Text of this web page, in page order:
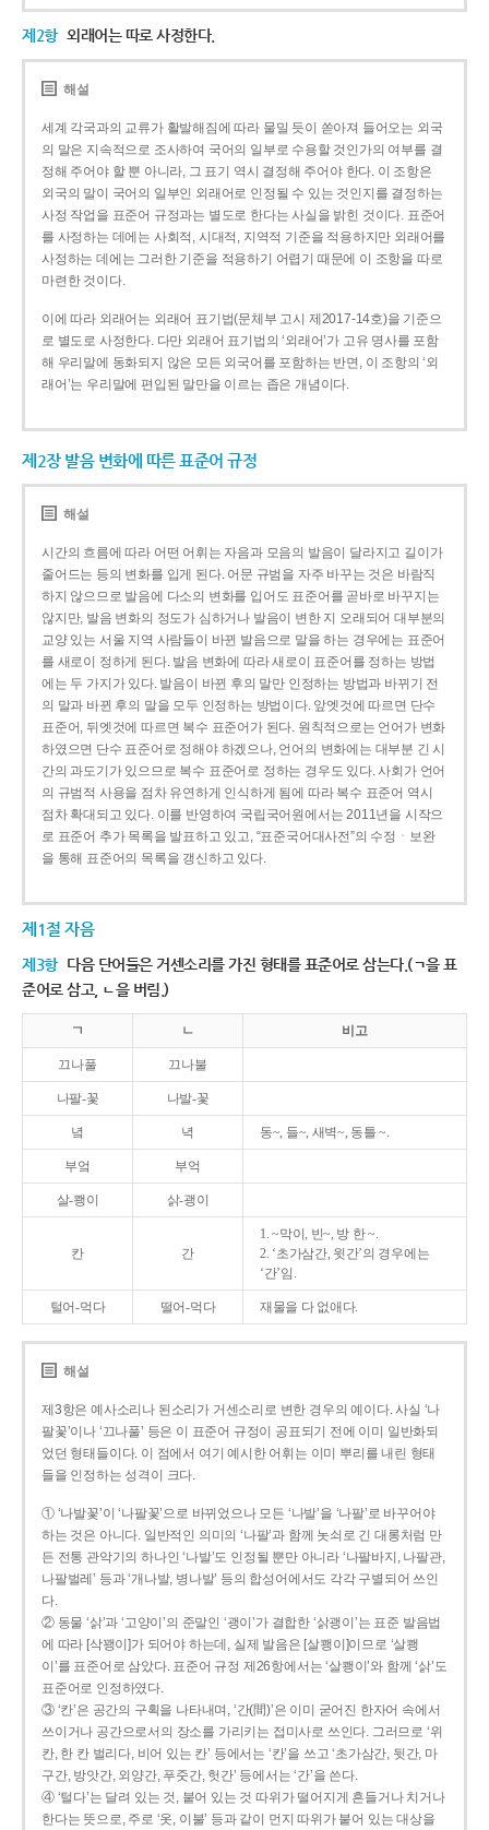
제2항 외래어는 따로 사정한다.
해설
세계 각국과의 교류가 활발해짐에 따라 물밀 듯이 쏟아져 들어오는 외국
의 말은 지속적으로 조사하여 국어의 일부로 수용할 것인가의 여부를 결
정해 주어야 할 뿐 아니라, 그 표기 역시 결정해 주어야 한다. 이 조항은
외국의 말이 국어의 일부인 외래어로 인정될 수 있는 것인지를 결정하는
사정 작업을 표준어 규정과는 별도로 한다는 사실을 밝힌 것이다. 표준어
를 사정하는 데에는 사회적, 시대적, 지역적 기준을 적용하지만 외래어를
사정하는 데에는 그러한 기준을 적용하기 어렵기 때문에 이 조항을 따로
마련한 것이다.
이에 따라 외래어는 외래어 표기법(문체부 고시 제2017-14호)을 기준으
로 별도로 사정한다. 다만 외래어 표기법의 ‘외래어’가 고유 명사를 포함
해 우리말에 동화되지 않은 모든 외국어를 포함하는 반면, 이 조항의 ‘외
래어’는 우리말에 편입된 말만을 이르는 좁은 개념이다.
제2장 발음 변화에 따른 표준어 규정
해설
시간의 흐름에 따라 어떤 어휘는 자음과 모음의 발음이 달라지고 길이가
줄어드는 등의 변화를 입게 된다. 어문 규범을 자주 바꾸는 것은 바람직
하지 않으므로 발음에 다소의 변화를 입어도 표준어를 곧바로 바꾸지는
않지만, 발음 변화의 정도가 심하거나 발음이 변한 지 오래되어 대부분의
교양 있는 서울 지역 사람들이 바뀐 발음으로 말을 하는 경우에는 표준어
를 새로이 정하게 된다. 발음 변화에 따라 새로이 표준어를 정하는 방법
에는 두 가지가 있다. 발음이 바뀐 후의 말만 인정하는 방법과 바뀌기 전
의 말과 바뀐 후의 말을 모두 인정하는 방법이다. 앞엣것에 따르면 단수
표준어, 뒤엣것에 따르면 복수 표준어가 된다. 원칙적으로는 언어가 변화
하였으면 단수 표준어로 정해야 하겠으나, 언어의 변화에는 대부분 긴 시
간의 과도기가 있으므로 복수 표준어로 정하는 경우도 있다. 사회가 언어
의 규범적 사용을 점차 유연하게 인식하게 됨에 따라 복수 표준어 역시
점차 확대되고 있다. 이를 반영하여 국립국어원에서는 2011년을 시작으
로 표준어 추가 목록을 발표하고 있고, “표준국어대사전”의 수정ㆍ보완
을 통해 표준어의 목록을 갱신하고 있다.
제1절 자음
제3항 다음 단어들은 거센소리를 가진 형태를 표준어로 삼는다.(ㄱ을 표
준어로 삼고, ㄴ을 버림.)
ㄱ ㄴ 비고
끄나풀 끄나불
나팔-꽃 나발-꽃
녘 녁 동~, 들~, 새벽~, 동틀 ~.
부엌 부억
살-쾡이 삵-괭이
칸 간
1. ~막이, 빈~, 방 한 ~.
2. ‘초가삼간, 윗간’의 경우에는
‘간’임.
털어-먹다 떨어-먹다 재물을 다 없애다.
해설
제3항은 예사소리나 된소리가 거센소리로 변한 경우의 예이다. 사실 ‘나
팔꽃’이나 ‘끄나풀’ 등은 이 표준어 규정이 공표되기 전에 이미 일반화되
었던 형태들이다. 이 점에서 여기 예시한 어휘는 이미 뿌리를 내린 형태
들을 인정하는 성격이 크다.
① ‘나발꽃’이 ‘나팔꽃’으로 바뀌었으나 모든 ‘나발’을 ‘나팔’로 바꾸어야
하는 것은 아니다. 일반적인 의미의 ‘나팔’과 함께 놋쇠로 긴 대롱처럼 만
든 전통 관악기의 하나인 ‘나발’도 인정될 뿐만 아니라 ‘나팔바지, 나팔관,
나팔벌레’ 등과 ‘개나발, 병나발’ 등의 합성어에서도 각각 구별되어 쓰인
다.
② 동물 ‘삵’과 ‘고양이’의 준말인 ‘괭이’가 결합한 ‘삵괭이’는 표준 발음법
에 따라 [삭꽹이]가 되어야 하는데, 실제 발음은 [살쾡이]이므로 ‘살쾡
이’를 표준어로 삼았다. 표준어 규정 제26항에서는 ‘살쾡이’와 함께 ‘삵’도
표준어로 인정하였다.
③ ‘칸’은 공간의 구획을 나타내며, ‘간(間)’은 이미 굳어진 한자어 속에서
쓰이거나 공간으로서의 장소를 가리키는 접미사로 쓰인다. 그러므로 ‘위
칸, 한 칸 벌리다, 비어 있는 칸’ 등에서는 ‘칸’을 쓰고 ‘초가삼간, 뒷간, 마
구간, 방앗간, 외양간, 푸줏간, 헛간’ 등에서는 ‘간’을 쓴다.
④ ‘털다’는 달려 있는 것, 붙어 있는 것 따위가 떨어지게 흔들거나 치거나
한다는 뜻으로, 주로 ‘옷, 이불’ 등과 같이 먼지 따위가 붙어 있는 대상을